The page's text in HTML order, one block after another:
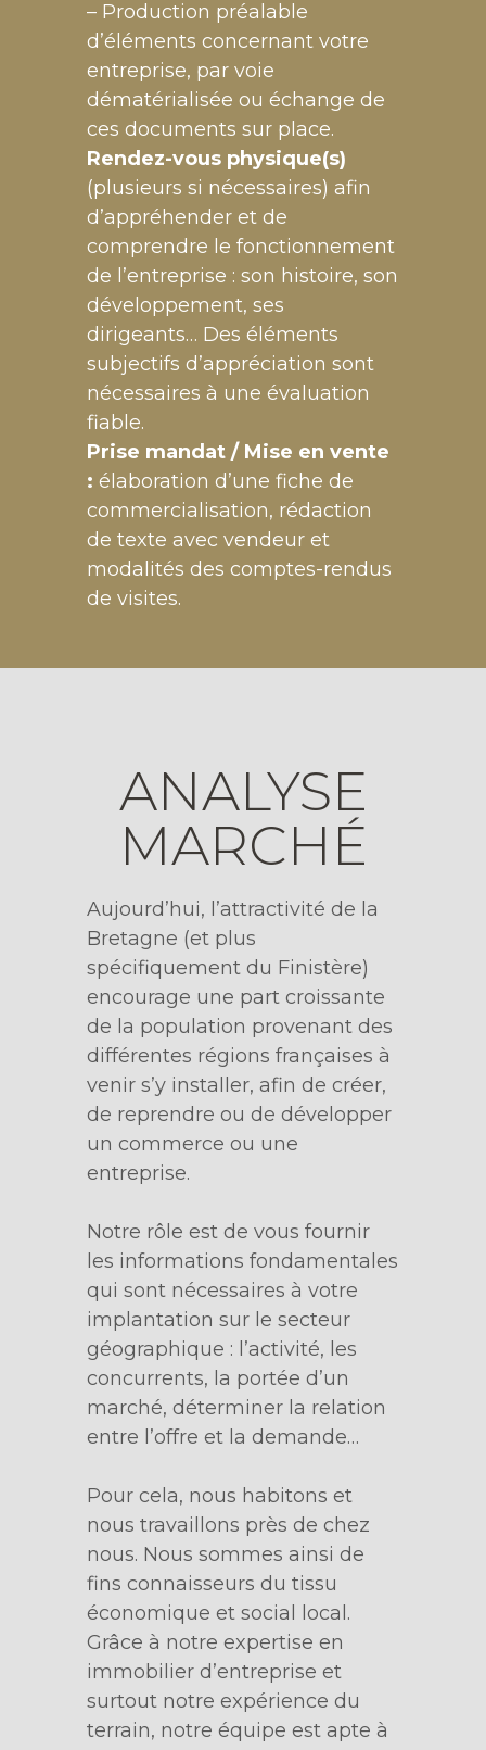
– Production préalable
d’éléments concernant votre
entreprise, par voie
dématérialisée ou échange de
ces documents sur place.
Rendez-vous physique(s)
(plusieurs si nécessaires) afin
d’appréhender et de
comprendre le fonctionnement
de l’entreprise : son histoire, son
développement, ses
dirigeants… Des éléments
subjectifs d’appréciation sont
nécessaires à une évaluation
fiable.
Prise mandat / Mise en vente
: élaboration d’une fiche de
commercialisation, rédaction
de texte avec vendeur et
modalités des comptes-rendus
de visites.
ANALYSE
MARCHÉ
Aujourd’hui, l’attractivité de la
Bretagne (et plus
spécifiquement du Finistère)
encourage une part croissante
de la population provenant des
différentes régions françaises à
venir s’y installer, afin de créer,
de reprendre ou de développer
un commerce ou une
entreprise.
Notre rôle est de vous fournir
les informations fondamentales
qui sont nécessaires à votre
implantation sur le secteur
géographique : l’activité, les
concurrents, la portée d’un
marché, déterminer la relation
entre l’offre et la demande…
Pour cela, nous habitons et
nous travaillons près de chez
nous. Nous sommes ainsi de
fins connaisseurs du tissu
économique et social local.
Grâce à notre expertise en
immobilier d’entreprise et
surtout notre expérience du
terrain, notre équipe est apte à